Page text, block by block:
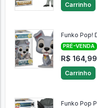
Carrinho
Funko Pop!
PRÉ-VENDA
R$ 164,99
Carrinho
Funko Pop